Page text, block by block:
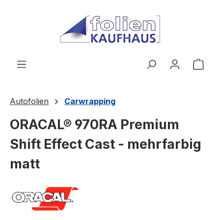
Autofolien Carwrapping
ORACAL® 970RA Premium
Shift Effect Cast - mehrfarbig
matt